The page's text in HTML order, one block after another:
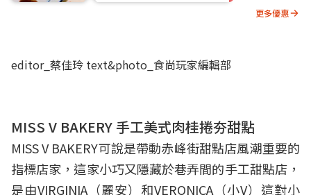
更多優惠
editor_蔡佳玲 text&photo_食尚玩家編輯部
MISS V BAKERY 手工美式肉桂捲夯甜點
MISS V BAKERY可說是帶動赤峰街甜點店風潮重要的
指標店家，這家小巧又隱藏於巷弄間的手工甜點店，
是由VIRGINIA（麗安）和VERONICA（小V）這對小